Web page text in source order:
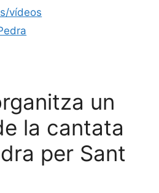
vídeos
un
la cantata
per Sant